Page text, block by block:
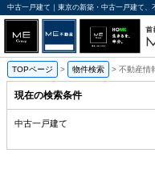
中古一戸建て｜東京の新築・中古一戸建て
TOPページ > 物件検索 > 不動産情
現在の検索条件
中古一戸建て